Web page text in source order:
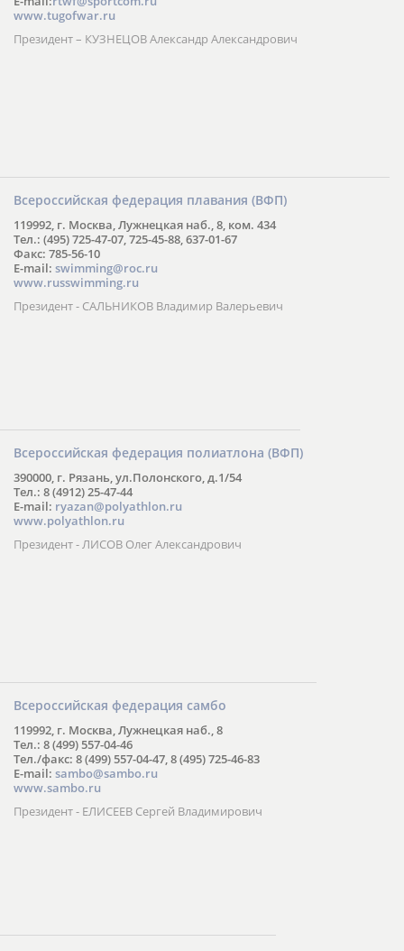
www.tugofwar.ru
Президент – КУЗНЕЦОВ Александр Александрович
Всероссийская федерация плавания (ВФП)
119992, г. Москва, Лужнецкая наб., 8, ком. 434
Тел.: (495) 725-47-07, 725-45-88, 637-01-67
Факс: 785-56-10
E-mail: swimming@roc.ru
www.russwimming.ru
Президент - САЛЬНИКОВ Владимир Валерьевич
Всероссийская федерация полиатлона (ВФП)
390000, г. Рязань, ул.Полонского, д.1/54
Тел.: 8 (4912) 25-47-44
E-mail: ryazan@polyathlon.ru
www.polyathlon.ru
Президент - ЛИСОВ Олег Александрович
Всероссийская федерация самбо
119992, г. Москва, Лужнецкая наб., 8
Тел.: 8 (499) 557-04-46
Тел./факс: 8 (499) 557-04-47, 8 (495) 725-46-83
E-mail: sambo@sambo.ru
www.sambo.ru
Президент - ЕЛИСЕЕВ Сергей Владимирович